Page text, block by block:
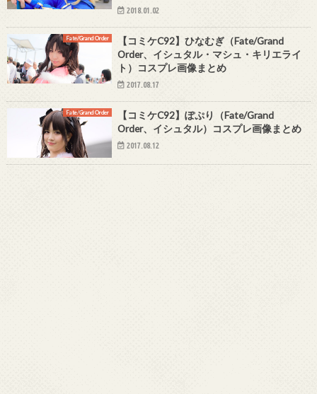
2018.01.02
Fate/Grand Order
【コミケC92】ひなむぎ（Fate/Grand
Order、イシュタル・マシュ・キリエライ
ト）コスプレ画像まとめ
2017.08.17
Fate/Grand Order
【コミケC92】ぽぷり（Fate/Grand
Order、イシュタル）コスプレ画像まとめ
2017.08.12